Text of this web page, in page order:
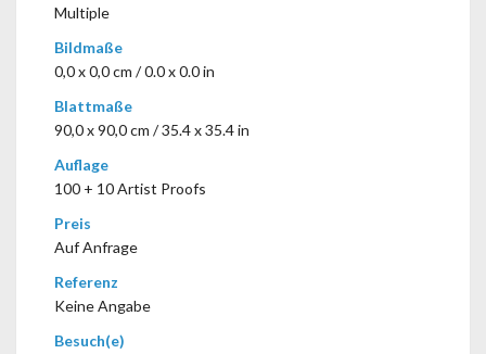
Multiple
Bildmaße
0,0 x 0,0 cm / 0.0 x 0.0 in
Blattmaße
90,0 x 90,0 cm / 35.4 x 35.4 in
Auflage
100 + 10 Artist Proofs
Preis
Auf Anfrage
Referenz
Keine Angabe
Besuch(e)